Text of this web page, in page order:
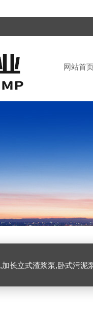
网站首
长立式渣浆泵,卧式污泥